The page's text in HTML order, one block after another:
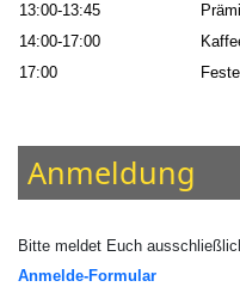
13:00-13:45
14:00-17:00
17:00
Anmeldung
Bitte meldet Euch
Anmelde-Formular